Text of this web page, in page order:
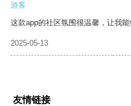
游客
这款app的社区氛围很温馨，让我能
2025-05-13
友情链接